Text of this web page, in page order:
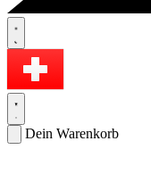
Dein Warenkorb